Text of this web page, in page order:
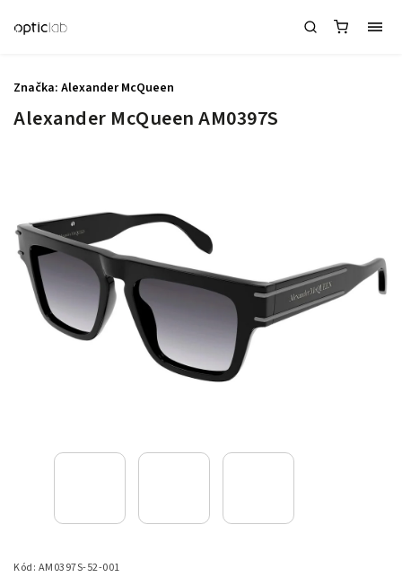
Alexander McQueen AM0397S
Kód: AM0397S-52-001
Značka: Alexander McQueen